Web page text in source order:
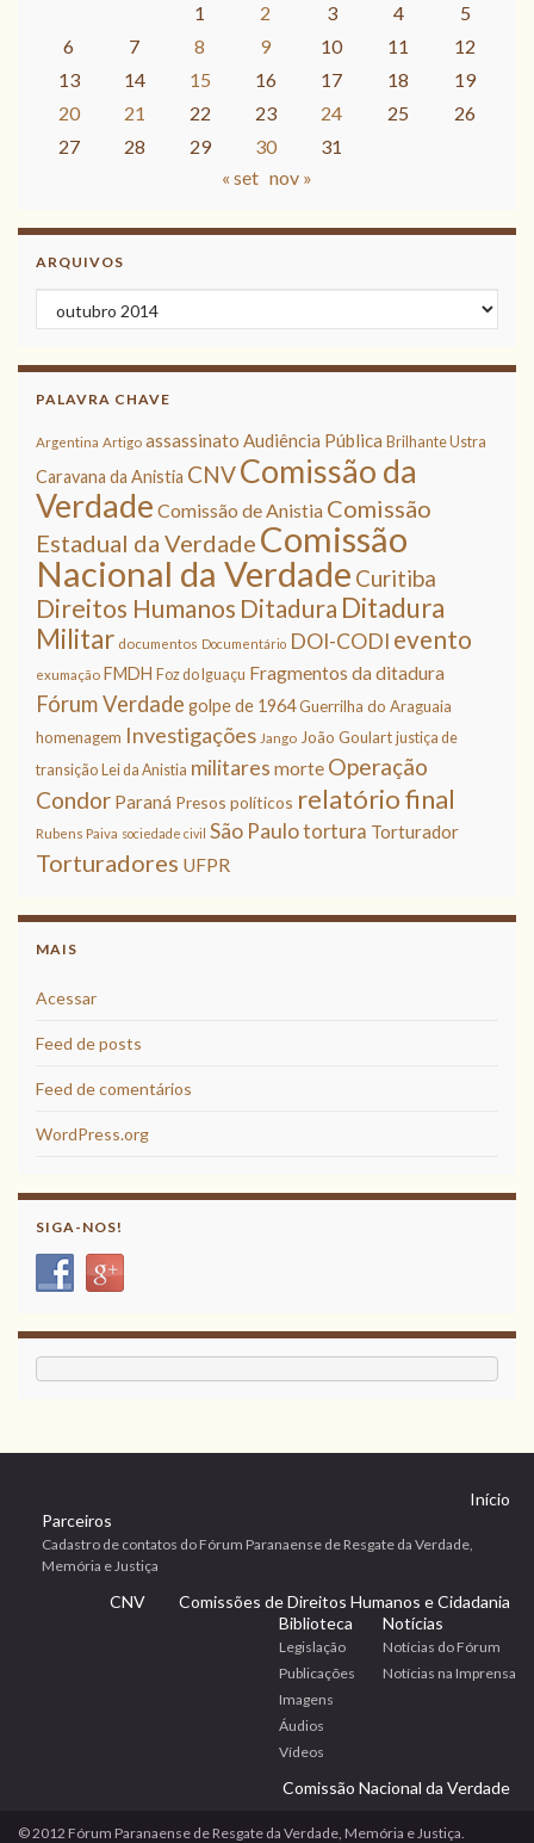
1
2 3 4
5
6
7 8 9 10 11
12
13
14 15 16 17 18
19
20
21 22 23 24 25
26
27
28 29 30
31
« set nov »
ARQUIVOS
Arquivos
PALAVRA CHAVE
Argentina Artigo assassinato Audiência Pública Brilhante Ustra
Caravana da Anistia CNVComissão da
Verdade Comissão de Anistia Comissão
Estadual da Verdade Comissão
Nacional da Verdade Curitiba
Direitos Humanos Ditadura Ditadura
Militar documentos Documentário DOI-CODI evento
exumação FMDH Foz do Iguaçu Fragmentos da ditadura
Fórum Verdade golpe de 1964Guerrilha do Araguaia
homenagem Investigações Jango João Goulart justiça de
transição Lei da Anistia militares morte Operação
Condor Paraná Presos políticos relatório final
Rubens Paiva sociedade civil São Paulotortura Torturador
Torturadores UFPR
MAIS
Acessar
Feed de posts
Feed de comentários
WordPress.org
SIGA-NOS!
Início
Parceiros
Cadastro de contatos do Fórum Paranaense de Resgate da Verdade,
Memória e Justiça
CNV
Comissões de Direitos Humanos e Cidadania
Biblioteca
Legislação
Publicações
Imagens
Áudios
Vídeos
Notícias
Notícias do Fórum
Notícias na Imprensa
Comissão Nacional da Verdade
© 2012 Fórum Paranaense de Resgate da Verdade, Memória e Justiça.